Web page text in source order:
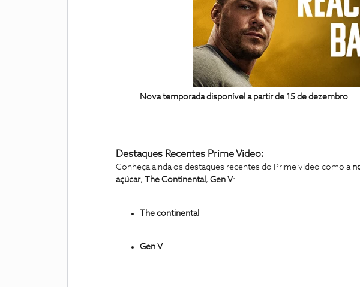
Nova temporada disponível a partir de 15 de dezembro
Destaques Recentes Prime Video:
Conheça ainda os destaques recentes do Prime vídeo como a
açúcar, The Continental , Gen V:
The continental
Gen V